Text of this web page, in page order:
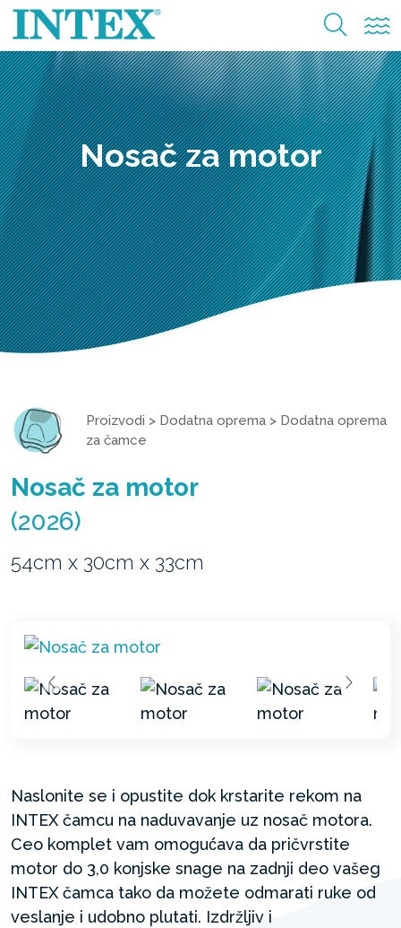
Nosač za motor
Proizvodi > Dodatna oprema > Dodatna oprema
za čamce
Nosač za motor
(2026)
54cm x 30cm x 33cm
Naslonite se i opustite dok krstarite rekom na
INTEX čamcu na naduvavanje uz nosač motora.
Ceo komplet vam omoguć́ava da pričvrstite
motor do 3,0 konjske snage na zadnji deo vašeg
INTEX čamca tako da možete odmarati ruke od
veslanje i udobno plutati. Izdržljiv i